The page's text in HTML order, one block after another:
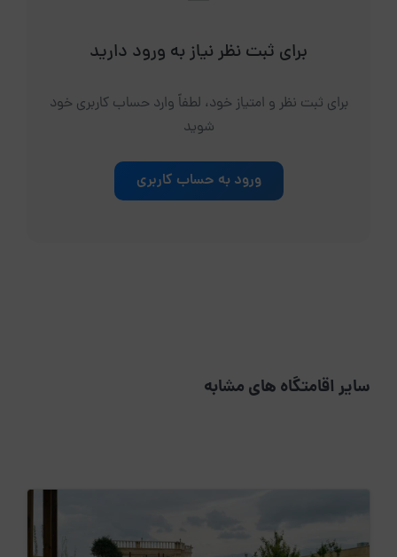
برای ثبت نظر نیاز به ورود دارید
برای ثبت نظر و امتیاز خود، لطفاً وارد حساب کاربری خود
شوید
ورود به حساب کاربری
سایر اقامتگاه های مشابه